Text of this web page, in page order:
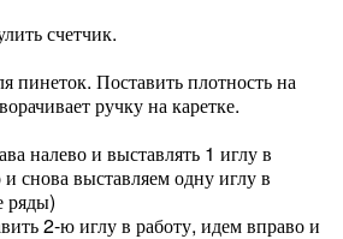
счетчик.
пинеток. Поставить плотность на
ручку на каретке.
налево и выставлять 1 иглу в
снова выставляем одну иглу в
ряды)
2-ю иглу в работу, идем вправо и